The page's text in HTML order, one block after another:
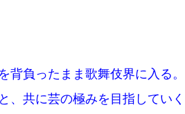
負ったまま歌舞伎界に入る。
、共に芸の極みを目指してい